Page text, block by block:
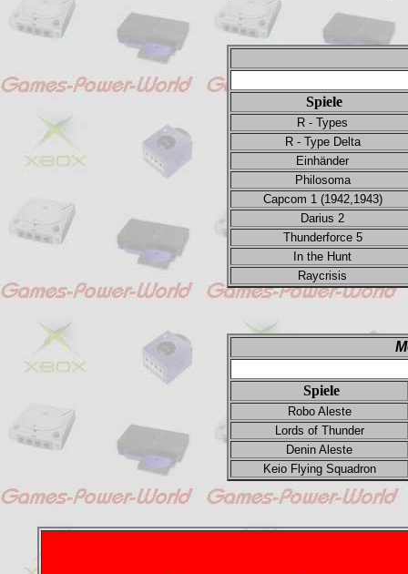
Spiele
R - Types
R - Type Delta
Einhänder
Philosoma
Capcom 1 (1942,1943)
Darius 2
Thunderforce 5
In the Hunt
Raycrisis
Spiele
Robo Aleste
Lords of Thunder
Denin Aleste
Keio Flying Squadron